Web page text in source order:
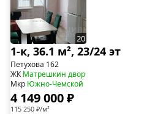
20
1-к, 36.1 м², 23/24 эт
Петухова 162
ЖКМатрешкин двор
Мкр Южно-Чемской
4 149 000 ₽
115 250 ₽/м²